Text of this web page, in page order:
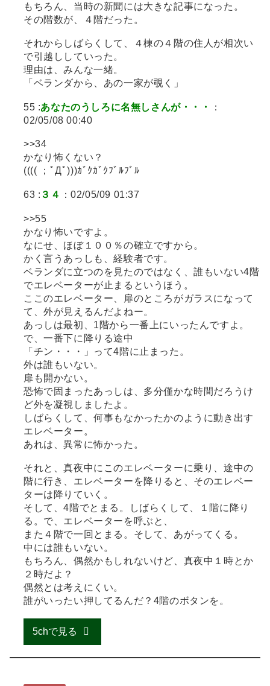
もちろん、当時の新聞には大きな記事になった。
その階数が、４階だった。
それからしばらくして、４棟の４階の住人が相次い
で引越ししていった。
理由は、みんな一緒。
「ベランダから、あの一家が覗く」
55 :あなたのうしろに名無しさんが・・・
：
02/05/08 00:40
>>34
かなり怖くない？
(((( ；ﾟДﾟ)))ｶﾞｸｶﾞｸﾌﾞﾙﾌﾞﾙ
63 : ３４ ：02/05/09 01:37
>>55
かなり怖いですよ。
なにせ、ほぼ１００％の確立ですから。
かく言うあっしも、経験者です。
ベランダに立つのを見たのではなく、誰もいない4階
でエレベーターが止まるというほう。
ここのエレベーター、扉のところがガラスになって
て、外が見えるんだよねー。
あっしは最初、1階から一番上にいったんですよ。
で、一番下に降りる途中
「チン・・・」って4階に止まった。
外は誰もいない。
扉も開かない。
恐怖で固まったあっしは、多分僅かな時間だろうけ
ど外を凝視しましたよ。
しばらくして、何事もなかったかのように動き出す
エレベーター。
あれは、異常に怖かった。
それと、真夜中にこのエレベーターに乗り、途中の
階に行き、エレベーターを降りると、そのエレベー
ターは降りていく。
そして、4階でとまる。しばらくして、１階に降り
る。で、エレベーターを呼ぶと、
また４階で一回とまる。そして、あがってくる。
中には誰もいない。
もちろん、偶然かもしれないけど、真夜中１時とか
２時だよ？
偶然とは考えにくい。
誰がいったい押してるんだ？4階のボタンを。
5chで見る